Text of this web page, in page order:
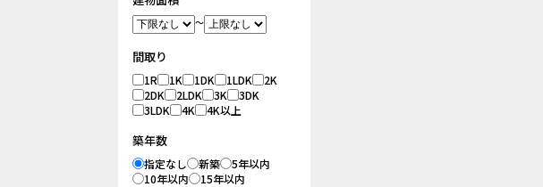
～
間取り
1R 1K 1DK 1LDK
2K
2DK
2LDK 3K
3DK
3LDK
4K 4K以上
築年数
指定なし 新築
5年以内
10年以内
15年以内